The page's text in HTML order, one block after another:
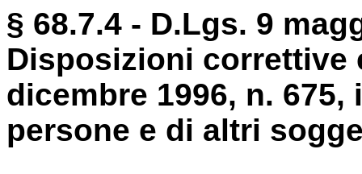
§ 68.7.4 - D.Lgs. 9
Disposizioni correttive
dicembre 1996, n.
persone e di altri